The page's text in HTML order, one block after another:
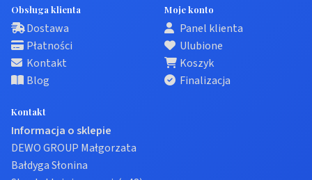
Obsługa klienta
Dostawa
Płatności
Kontakt
Blog
Moje konto
Panel klienta
Ulubione
Koszyk
Finalizacja
Kontakt
Informacja o sklepie
DEWO GROUP Małgorzata
Bałdyga Słonina